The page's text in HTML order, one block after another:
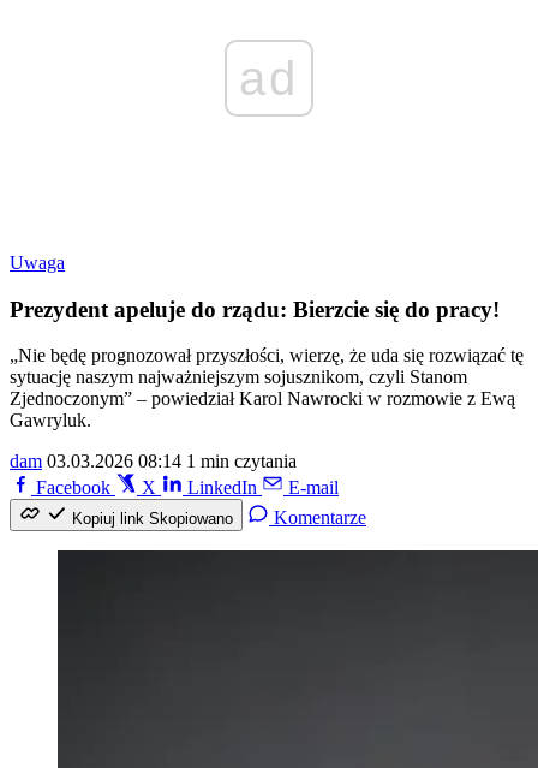
ad
Uwaga
Prezydent apeluje do rządu: Bierzcie się do pracy!
„Nie będę prognozował przyszłości, wierzę, że uda się rozwiązać tę
sytuację naszym najważniejszym sojusznikom, czyli Stanom
Zjednoczonym” – powiedział Karol Nawrocki w rozmowie z Ewą
Gawryluk.
dam 03.03.2026 08:14 1 min czytania
Facebook
X LinkedIn E-mail
Kopiuj link Skopiowano Komentarze